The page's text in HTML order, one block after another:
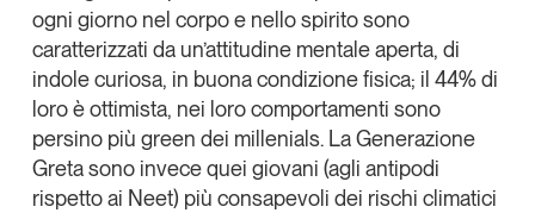
ogni giorno nel corpo e nello spirito sono
caratterizzati da un’attitudine mentale aperta, di
indole curiosa, in buona condizione fisica; il 44% di
loro è ottimista, nei loro comportamenti sono
persino più green dei millenials. La Generazione
Greta sono invece quei giovani (agli antipodi
rispetto ai Neet) più consapevoli dei rischi climatici